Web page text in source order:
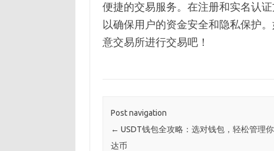
便捷的交易服务。在注册和实名认
以确保用户的资金安全和隐私保护
意交易所进行交易吧！
Post navigation
← USDT钱包全攻略：选对钱包，轻松管理
达币